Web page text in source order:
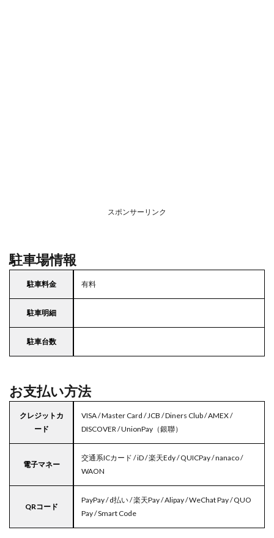
スポンサーリンク
駐車場情報
駐車料金 有料
駐車明細
駐車台数
お支払い方法
クレジットカ
ード
VISA / Master Card / JCB / Diners Club / AMEX /
DISCOVER / UnionPay（銀聯）
電子マネー
交通系ICカード / iD / 楽天Edy / QUICPay / nanaco /
WAON
QRコード
PayPay / d払い / 楽天Pay / Alipay / WeChat Pay / QUO
Pay / Smart Code